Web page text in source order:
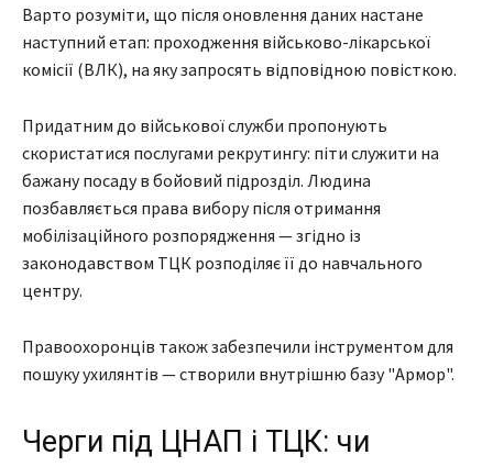
Варто розуміти, що після оновлення даних настане
наступний етап: проходження військово-лікарської
комісії (ВЛК), на яку запросять відповідною повісткою.
Придатним до військової служби пропонують
скористатися послугами рекрутингу: піти служити на
бажану посаду в бойовий підрозділ. Людина
позбавляється права вибору після отримання
мобілізаційного розпорядження — згідно із
законодавством ТЦК розподіляє її до навчального
центру.
Правоохоронців також забезпечили інструментом для
пошуку ухилянтів — створили внутрішню базу "Армор".
Черги під ЦНАП і ТЦК: чи